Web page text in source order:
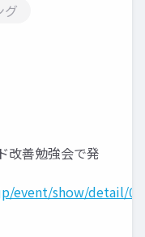
グ
改善勉強会で発
event/show/detail/